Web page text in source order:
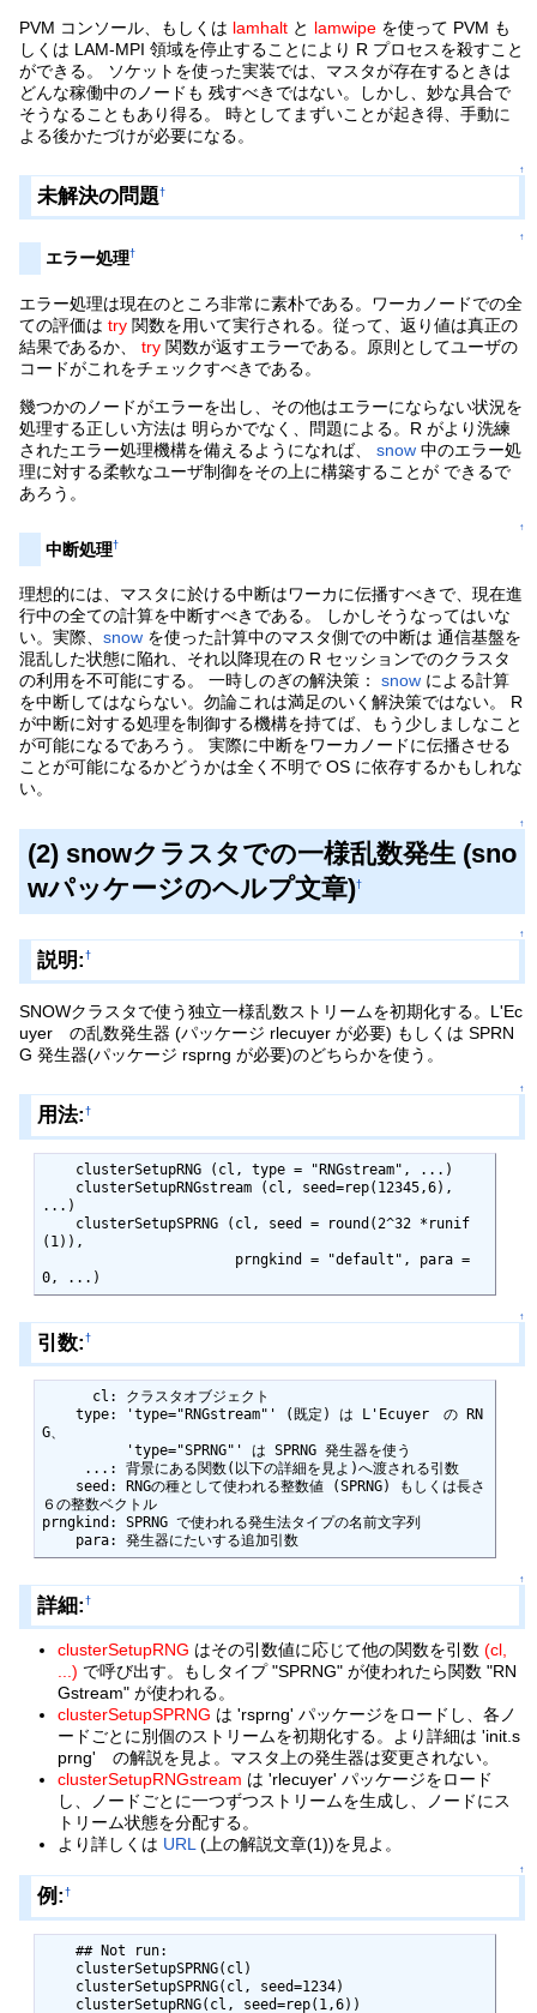
PVM コンソール、もしくは lamhalt と lamwipe を使って PVM も
しくは LAM-MPI 領域を停止することにより R プロセスを殺すこと
ができる。 ソケットを使った実装では、マスタが存在するときは
どんな稼働中のノードも 残すべきではない。しかし、妙な具合で
そうなることもあり得る。 時としてまずいことが起き得、手動に
よる後かたづけが必要になる。
↑
未解決の問題†
↑
エラー処理†
エラー処理は現在のところ非常に素朴である。ワーカノードでの全
ての評価はtry 関数を用いて実行される。従って、返り値は真正の
結果であるか、try 関数が返すエラーである。原則としてユーザの
コードがこれをチェックすべきである。
幾つかのノードがエラーを出し、その他はエラーにならない状況を
処理する正しい方法は 明らかでなく、問題による。R がより洗練
されたエラー処理機構を備えるようになれば、snow 中のエラー処
理に対する柔軟なユーザ制御をその上に構築することが できるで
あろう。
↑
中断処理†
理想的には、マスタに於ける中断はワーカに伝播すべきで、現在進
行中の全ての計算を中断すべきである。 しかしそうなってはいな
い。実際、snow を使った計算中のマスタ側での中断は 通信基盤を
混乱した状態に陥れ、それ以降現在の R セッションでのクラスタ
の利用を不可能にする。 一時しのぎの解決策：snow による計算
を中断してはならない。勿論これは満足のいく解決策ではない。 R
が中断に対する処理を制御する機構を持てば、もう少しましなこと
が可能になるであろう。 実際に中断をワーカノードに伝播させる
ことが可能になるかどうかは全く不明で OS に依存するかもしれな
い。
↑
(2) snowクラスタでの一様乱数発生 (sno
wパッケージのヘルプ文章)†
↑
説明:†
SNOWクラスタで使う独立一様乱数ストリームを初期化する。L'Ec
uyer の乱数発生器 (パッケージ rlecuyer が必要) もしくは SPRN
G 発生器(パッケージ rsprng が必要)のどちらかを使う。
↑
用法:†
...)
(1)),
0, ...)
↑
引数:†
G、
６の整数ベクトル
prngkind: SPRNG で使われる発生法タイプの名前文字列
    para: 発生器にたいする追加引数
↑
詳細:†
clusterSetupRNG はその引数値に応じて他の関数を引数(cl,
...) で呼び出す。もしタイプ "SPRNG" が使われたら関数 "RN
Gstream" が使われる。
clusterSetupSPRNG は 'rsprng' パッケージをロードし、各ノ
ードごとに別個のストリームを初期化する。より詳細は 'init.s
prng' の解説を見よ。マスタ上の発生器は変更されない。
clusterSetupRNGstream は 'rlecuyer' パッケージをロード
し、ノードごとに一つずつストリームを生成し、ノードにス
トリーム状態を分配する。
より詳しくは URL(上の解説文章(1))を見よ。
↑
例:†